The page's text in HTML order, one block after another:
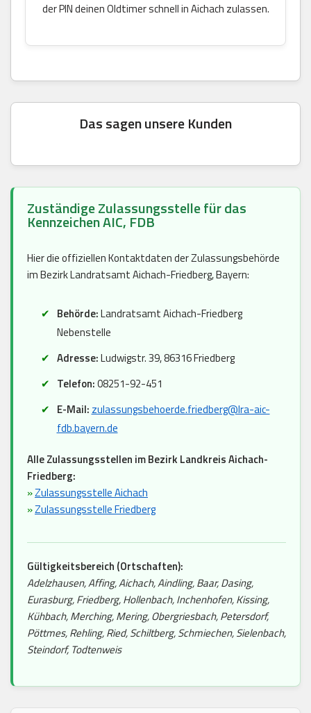
der PIN deinen Oldtimer schnell in Aichach zulassen.
Das sagen unsere Kunden
Zuständige Zulassungsstelle für das
Kennzeichen AIC, FDB
Hier die offiziellen Kontaktdaten der Zulassungsbehörde
im Bezirk Landratsamt Aichach-Friedberg, Bayern:
Behörde:Landratsamt Aichach-Friedberg
Nebenstelle
Adresse:Ludwigstr. 39, 86316 Friedberg
Telefon:08251-92-451
E-Mail: zulassungsbehoerde.friedberg@lra-aic-
fdb.bayern.de
Alle Zulassungsstellen im Bezirk Landkreis Aichach-
Friedberg:
»Zulassungsstelle Aichach
»Zulassungsstelle Friedberg
Gültigkeitsbereich (Ortschaften):
Adelzhausen, Affing, Aichach, Aindling, Baar, Dasing,
Eurasburg, Friedberg, Hollenbach, Inchenhofen, Kissing,
Kühbach, Merching, Mering, Obergriesbach, Petersdorf,
Pöttmes, Rehling, Ried, Schiltberg, Schmiechen, Sielenbach,
Steindorf, Todtenweis